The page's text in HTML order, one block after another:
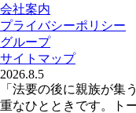
会社案内
プライバシーポリシー
グループ
サイトマップ
2026.8.5
「法要の後に親族が集
重なひとときです。ト